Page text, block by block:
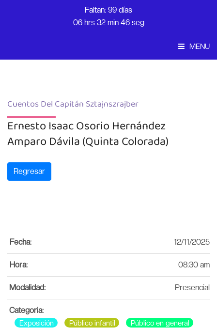
Faltan: 99 días
06 hrs 32 min 45 seg
MENU
Inicio
Cuentos Del Capitán Sztajnszrajber
Ernesto Isaac Osorio Hernández
Amparo Dávila (Quinta Colorada)
Regresar
Fecha: 12/11/2025
Hora: 08:30 am
Modalidad: Presencial
Categoria:
Exposición Público infantil Público en general